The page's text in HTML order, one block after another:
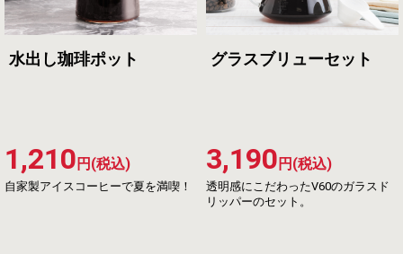
水出し珈琲ポット
自家製アイスコーヒーで夏を満喫！
1,210 円(税込)
グラスブリューセット
透明感にこだわったV60のガラスド
リッパーのセット。
3,190 円(税込)